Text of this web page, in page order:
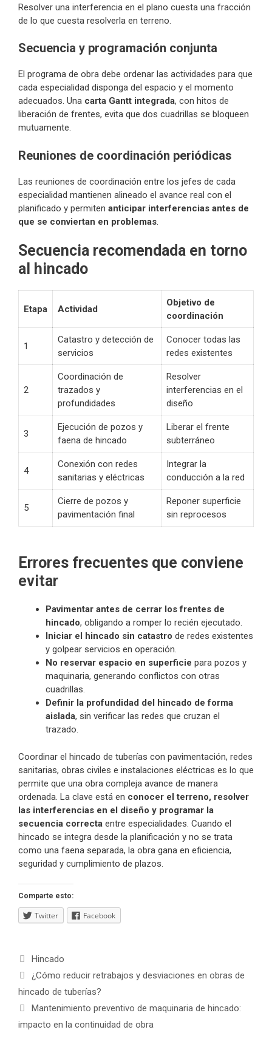
Resolver una interferencia en el plano cuesta una fracción
de lo que cuesta resolverla en terreno.
Secuencia y programación conjunta
El programa de obra debe ordenar las actividades para que
cada especialidad disponga del espacio y el momento
adecuados. Una carta Gantt integrada, con hitos de
liberación de frentes, evita que dos cuadrillas se bloqueen
mutuamente.
Reuniones de coordinación periódicas
Las reuniones de coordinación entre los jefes de cada
especialidad mantienen alineado el avance real con el
planificado y permiten anticipar interferencias antes de
que se conviertan en problemas.
Secuencia recomendada en torno
al hincado
Etapa Actividad
Objetivo de
coordinación
1
Catastro y detección de
servicios
Conocer todas las
redes existentes
2
Coordinación de
trazados y
profundidades
Resolver
interferencias en el
diseño
3
Ejecución de pozos y
faena de hincado
Liberar el frente
subterráneo
4
Conexión con redes
sanitarias y eléctricas
Integrar la
conducción a la red
5
Cierre de pozos y
pavimentación final
Reponer superficie
sin reprocesos
Errores frecuentes que conviene
evitar
Pavimentar antes de cerrar los frentes de
hincado, obligando a romper lo recién ejecutado.
Iniciar el hincado sin catastro de redes existentes
y golpear servicios en operación.
No reservar espacio en superficie para pozos y
maquinaria, generando conflictos con otras
cuadrillas.
Definir la profundidad del hincado de forma
aislada, sin verificar las redes que cruzan el
trazado.
Coordinar el hincado de tuberías con pavimentación, redes
sanitarias, obras civiles e instalaciones eléctricas es lo que
permite que una obra compleja avance de manera
ordenada. La clave está en conocer el terreno, resolver
las interferencias en el diseño y programar la
secuencia correcta entre especialidades. Cuando el
hincado se integra desde la planificación y no se trata
como una faena separada, la obra gana en eficiencia,
seguridad y cumplimiento de plazos.
Comparte esto:
Twitter Facebook
Categorías
Hincado
Navegación
de
¿Cómo reducir retrabajos y desviaciones en obras de
hincado de tuberías?
Mantenimiento preventivo de maquinaria de hincado:
impacto en la continuidad de obra